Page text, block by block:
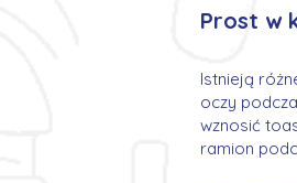
Prost w
Istnieją
oczy
wznosić
ramion